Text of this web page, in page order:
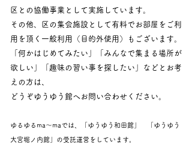
区との協働事業として実施しています。
その他、区の集会施設として有料でお部屋をご利
用を頂く一般利用（目的外使用）もございます。
「何かはじめてみたい」「みんなで集まる場所が
欲しい」「趣味の習い事を探したい」などとお考
えの方は、
どうぞゆうゆう館へお問い合わせください。
ゆるゆるma〜maでは、「ゆうゆう和田館」 「ゆうゆう
大宮堀ノ内館」の受託運営をしています。